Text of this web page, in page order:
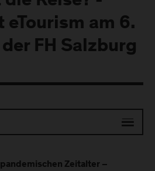
eTourism am 6.
FH Salzburg
Zeitalter –